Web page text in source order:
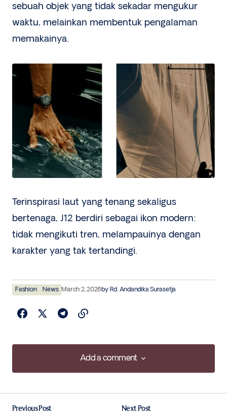
sebuah objek yang tidak sekadar mengukur
waktu, melainkan membentuk pengalaman
memakainya.
Terinspirasi laut yang tenang sekaligus
bertenaga, J12 berdiri sebagai ikon modern:
tidak mengikuti tren, melampauinya dengan
karakter yang tak tertandingi.
Fashion News March 2, 2026by Rd. Andandika Surasetja
Add a comment
Add a comment
Previous Post
Next Post